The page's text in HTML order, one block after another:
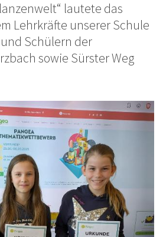
lautete das
Lehrkräfte unserer Schule
Schülern der
sowie Sürster Weg